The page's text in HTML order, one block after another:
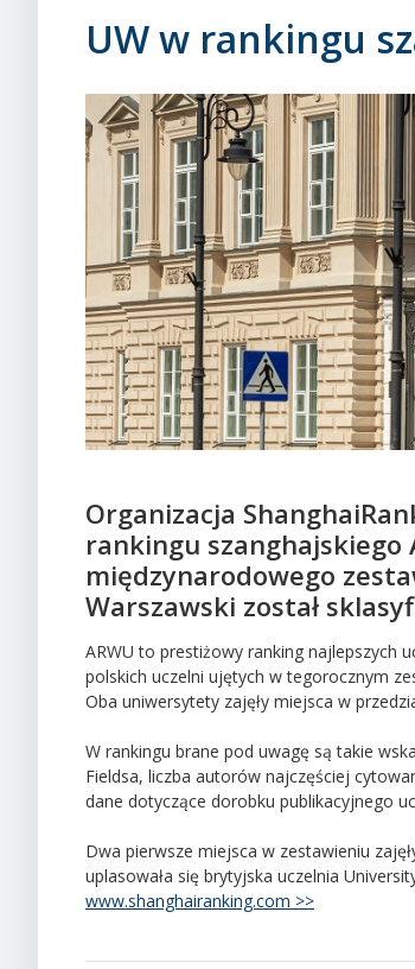
UW w rankingu
Organizacja
rankingu szanghajskiego
międzynarodowego
Warszawski został
ARWU to prestiżowy ranking najlepszych
polskich uczelni ujętych w tegorocznym
Oba uniwersytety zajęły miejsca w
W rankingu brane pod uwagę są takie
Fieldsa, liczba autorów najczęściej
dane dotyczące dorobku publikacyjnego
Dwa pierwsze miejsca w zestawieniu
uplasowała się brytyjska uczelnia
www.shanghairanking.com >>